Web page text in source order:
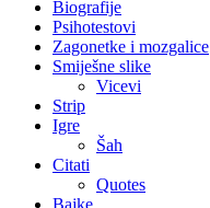
Biografije
Psihotestovi
Zagonetke i mozgalice
Smiješne slike
Vicevi
Strip
Igre
Šah
Citati
Quotes
Bajke